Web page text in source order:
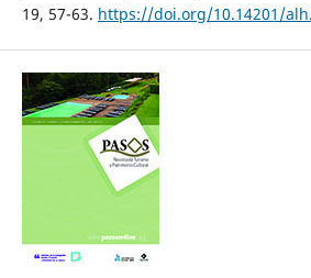
19, 57-63. https://doi.org/10.14201/